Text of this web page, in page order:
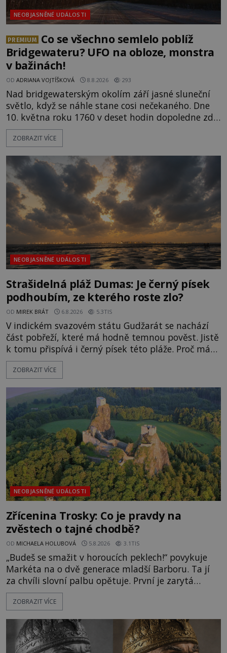
NEOBJASNĚNÉ UDÁLOSTI
PREMIUM
Co se všechno semlelo poblíž
Bridgewateru? UFO na obloze, monstra
v bažinách!
OD ADRIANA VOJTÍŠKOVÁ 8.8.2026 293
Nad bridgewaterským okolím září jasné sluneční
světlo, když se náhle stane cosi nečekaného. Dne
10. května roku 1760 v deset hodin dopoledne zde
dojde k vůbec prvnímu historicky doloženému
přeletu UFO. Podle záznamů vyzařuje takové
jen o nějaký optický klam, nebo se zde skutečně
právě vznáší mimozemská loď
ZOBRAZIT VÍCE
NEOBJASNĚNÉ UDÁLOSTI
Strašidelná pláž Dumas: Je černý písek
podhoubím, ze kterého roste zlo?
OD MIREK BRÁT 6.8.2026 5.3TIS
V indickém svazovém státu Gudžarát se nachází
část pobřeží, které má hodně temnou pověst. Jistě
k tomu přispívá i černý písek této pláže. Proč má
pláž takové netypické zbarvení? Nakolik jsou
pravdivé historky, že zde došlo k nevysvětlitelným
následovat. Vstupujeme na pláž Dumas ve městě
Surat. Gu
ZOBRAZIT VÍCE
NEOBJASNĚNÉ UDÁLOSTI
Zřícenina Trosky: Co je pravdy na
zvěstech o tajné chodbě?
OD MICHAELA HOLUBOVÁ 5.8.2026 3.1TIS
„Budeš se smažit v horoucích peklech!“ povykuje
Markéta na o dvě generace mladší Barboru. Ta jí
za chvíli slovní palbu opětuje. První je zarytá
katolička, druhá přesvědčená kališnice. A každá z
nich se usídlí na jedné z věží slavného hradu
mezi vůdce protihusitského boje. Za manželku má
skutečně jistou
ZOBRAZIT VÍCE